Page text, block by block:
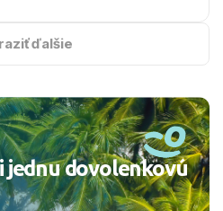
tešíme, kam s nami vyrazíte
ďalšie
jednu dovolenkovú